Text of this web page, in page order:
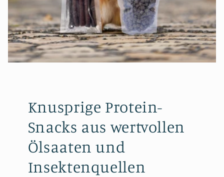
Knusprige Protein-
Snacks aus wertvollen
Ölsaaten und
Insektenquellen